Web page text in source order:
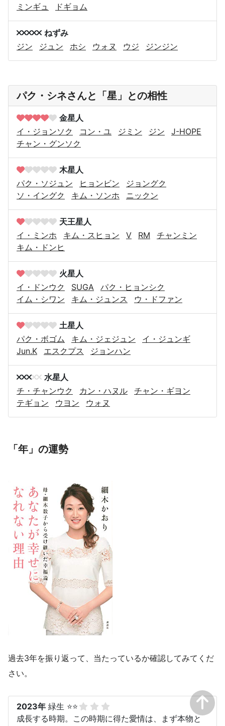
ミンギュ
ドギョム
ねずみ
ジン
ジュン ホシ ウォヌ ウジ ジンジン
パク・シネさんと「星」との相性
金星人
イ・ジョンソク
コン・ユ ジミン ジン
J-HOPE
チャン・グンソク
木星人
パク・ソジュン
ヒョンビン
ジョングク
ソ・イングク
キム・ソンホ ニックン
天王星人
イ・ミンホ
キム・スヒョン V RM
チャンミン
キム・ドンヒ
火星人
イ・ドンウク
SUGA
パク・ヒョンシク
イム・シワン
キム・ジュンス ウ・ドファン
土星人
パク・ボゴム
キム・ジェジュン
イ・ジュンギ
Jun.K
エスクプス ジョンハン
水星人
チ・チャンウク
カン・ハヌル
チャン・ギヨン
テギョン
ウヨン ウォヌ
「年」の運勢
過去3年を振り返って、当たっているか確認してみてくだ
さい。
2023年 緑生 ⭐⭐
成長する時期。この時期に得た愛情は、まず本物と